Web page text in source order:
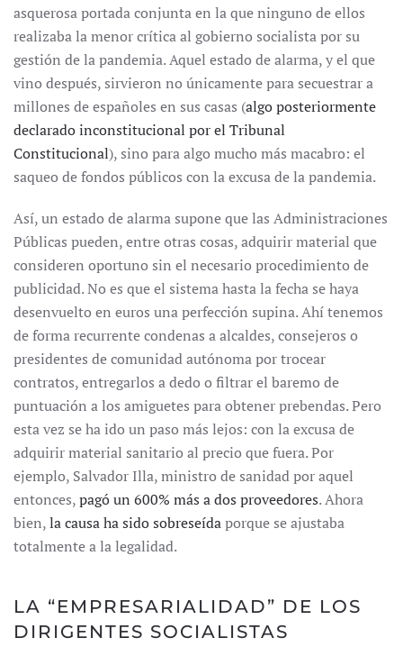
asquerosa portada conjunta en la que ninguno de ellos
realizaba la menor crítica al gobierno socialista por su
gestión de la pandemia. Aquel estado de alarma, y el que
vino después, sirvieron no únicamente para secuestrar a
millones de españoles en sus casas (algo posteriormente
declarado inconstitucional por el Tribunal
Constitucional), sino para algo mucho más macabro: el
saqueo de fondos públicos con la excusa de la pandemia.
Así, un estado de alarma supone que las Administraciones
Públicas pueden, entre otras cosas, adquirir material que
consideren oportuno sin el necesario procedimiento de
publicidad. No es que el sistema hasta la fecha se haya
desenvuelto en euros una perfección supina. Ahí tenemos
de forma recurrente condenas a alcaldes, consejeros o
presidentes de comunidad autónoma por trocear
contratos, entregarlos a dedo o filtrar el baremo de
puntuación a los amiguetes para obtener prebendas. Pero
esta vez se ha ido un paso más lejos: con la excusa de
adquirir material sanitario al precio que fuera. Por
ejemplo, Salvador Illa, ministro de sanidad por aquel
entonces,pagó un 600% más a dos proveedores. Ahora
bien,la causa ha sido sobreseídaporque se ajustaba
totalmente a la legalidad.
LA “EMPRESARIALIDAD” DE LOS
DIRIGENTES SOCIALISTAS